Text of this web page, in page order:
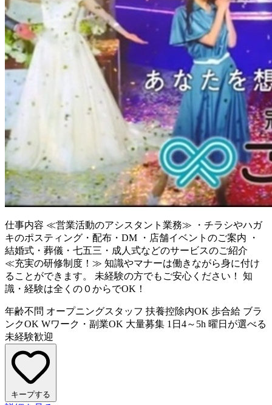
仕事内容 ≪営業活動のアシスタント業務≫ ・チラシやハガ
キのポスティング・配布・DM ・店舗イベントのご案内 ・
結婚式・葬儀・七五三・成人式などのサービスのご紹介
≪充実の研修制度！≫ 知識やマナーは働きながら身に付け
ることができます。 未経験の方でもご安心ください！ 知
識・経験は全くの０からでOK！
年齢不問 オープニングスタッフ 扶養控除内OK 歩合給 ブラ
ンクOK Wワーク・副業OK 大量募集 1日4～5h 曜日が選べる
未経験歓迎
キープする